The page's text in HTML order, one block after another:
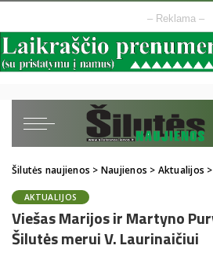
– Reklama –
Šilutės naujienos > Naujienos > Aktualijos >
AKTUALIJOS
Viešas Marijos ir Martyno
Šilutės merui V. Laurinaičiui